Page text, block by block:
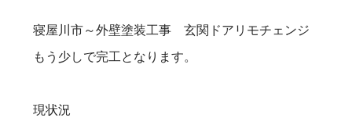
寝屋川市～外壁塗装工事 玄関ドアリモチェンジ
もう少しで完工となります。
現状況